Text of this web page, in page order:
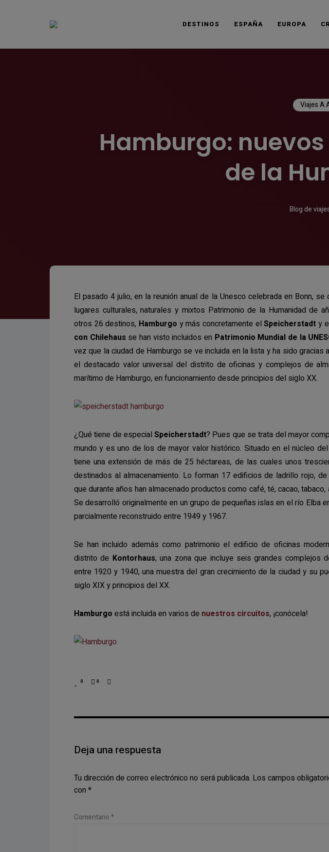
DESTINOS ESPAÑA EUROPA
Viajes A
Hamburgo:
de la
Blog de
El pasado 4 julio, en la reunión anual de la Unesco celebrada en Bonn,
lugares culturales, naturales y mixtos Patrimonio de la Humanidad de
otros 26 destinos, Hamburgo y más concretamente elSpeicherstadt y
con Chilehaus se han visto incluidos en Patrimonio Mundial de la
vez que la ciudad de Hamburgo se ve incluida en la lista y ha sido gracias
el destacado valor universal del distrito de oficinas y complejos de
marítimo de Hamburgo, en funcionamiento desde principios del siglo XX.
¿Qué tiene de especialSpeicherstadt? Pues que se trata del mayor
mundo y es uno de los de mayor valor histórico. Situado en el núcleo
tiene una extensión de más de 25 héctareas, de las cuales unos
destinados al almacenamiento. Lo forman 17 edificios de ladrillo rojo,
que durante años han almacenado productos como café, té, cacao,
Se desarrolló originalmente en un grupo de pequeñas islas en el río Elba
parcialmente reconstruido entre 1949 y 1967.
Se han incluido además como patrimonio el edificio de oficinas
distrito de Kontorhaus; una zona que incluye seis grandes complejos
entre 1920 y 1940, una muestra del gran crecimiento de la ciudad y su
siglo XIX y principios del XX.
Hamburgo está incluida en varios de nuestros circuitos, ¡conócela!
0 0
Deja una respuesta
Tu dirección de correo electrónico no será publicada. Los campos
con *
Comentario*